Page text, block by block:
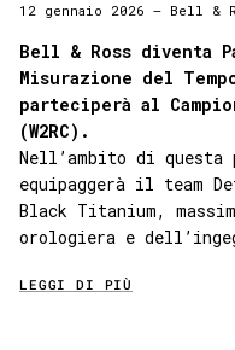
12 gennaio 2026 — Bell &
Bell & Ross diventa
Misurazione del
parteciperà al
(W2RC).
Nell’ambito di
equipaggerà il team
Black Titanium,
orologiera e
LEGGI DI PIÙ